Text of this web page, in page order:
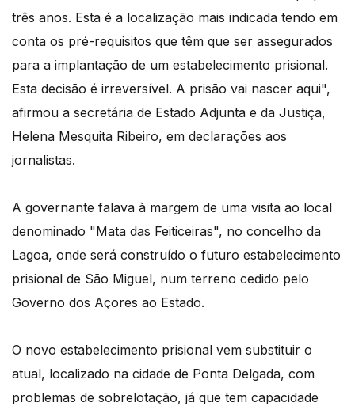
três anos. Esta é a localização mais indicada tendo em
conta os pré-requisitos que têm que ser assegurados
para a implantação de um estabelecimento prisional.
Esta decisão é irreversível. A prisão vai nascer aqui",
afirmou a secretária de Estado Adjunta e da Justiça,
Helena Mesquita Ribeiro, em declarações aos
jornalistas.
A governante falava à margem de uma visita ao local
denominado "Mata das Feiticeiras", no concelho da
Lagoa, onde será construído o futuro estabelecimento
prisional de São Miguel, num terreno cedido pelo
Governo dos Açores ao Estado.
O novo estabelecimento prisional vem substituir o
atual, localizado na cidade de Ponta Delgada, com
problemas de sobrelotação, já que tem capacidade